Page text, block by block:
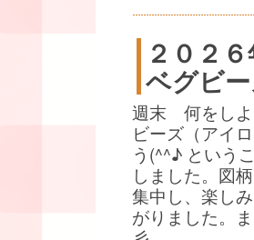
２０２
ベグビ
週末 何をし
ビーズ（アイ
う(^^♪ という
しました。図
集中し、楽し
がりました。